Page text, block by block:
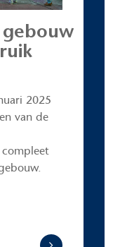
2025
van de